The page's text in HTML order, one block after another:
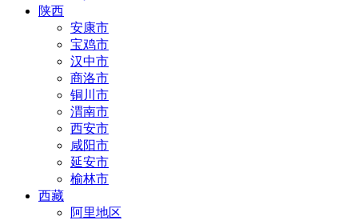
陕西
安康市
宝鸡市
汉中市
商洛市
铜川市
渭南市
西安市
咸阳市
延安市
榆林市
西藏
阿里地区